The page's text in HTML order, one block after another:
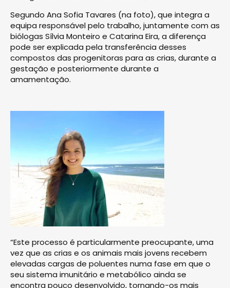
Segundo Ana Sofia Tavares (na foto), que integra a
equipa responsável pelo trabalho, juntamente com as
biólogas Sílvia Monteiro e Catarina Eira, a diferença
pode ser explicada pela transferência desses
compostos das progenitoras para as crias, durante a
gestação e posteriormente durante a
amamentação.
“Este processo é particularmente preocupante, uma
vez que as crias e os animais mais jovens recebem
elevadas cargas de poluentes numa fase em que o
seu sistema imunitário e metabólico ainda se
encontra pouco desenvolvido, tornando-os mais